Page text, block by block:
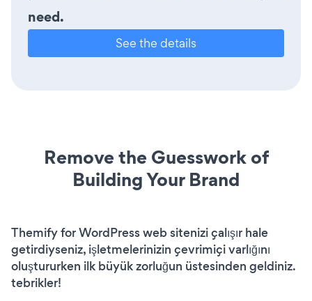
need.
See the details
Remove the Guesswork of
Building Your Brand
Themify for WordPress web sitenizi çalışır hale
getirdiyseniz, işletmelerinizin çevrimiçi varlığını
oluştururken ilk büyük zorluğun üstesinden geldiniz.
tebrikler!